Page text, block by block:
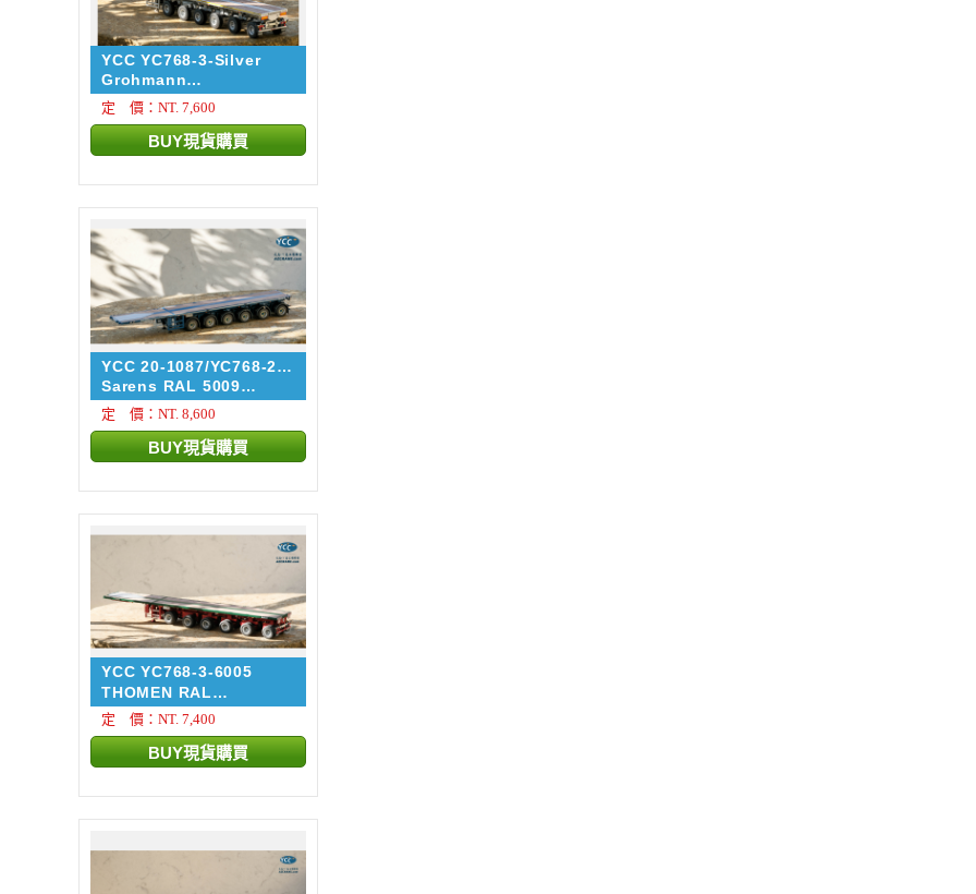
YCC YC768-3-Silver
Grohmann
NOOTEBOOM EUROT...
定 價：NT. 7,600
YCC 20-1087/YC768-2-
5009
Sarens RAL 5009
NOOTEBOO...
定 價：NT. 8,600
YCC YC768-3-6005
THOMEN RAL
6005/3002 NOO...
定 價：NT. 7,400